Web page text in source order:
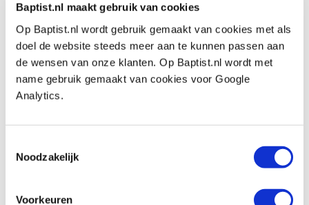
Baptist.nl maakt gebruik van cookies
Op Baptist.nl wordt gebruik gemaakt van cookies met als
doel de website steeds meer aan te kunnen passen aan
de wensen van onze klanten. Op Baptist.nl wordt met
name gebruik gemaakt van cookies voor Google
Analytics.
Noodzakelijk
Voorkeuren
Stofafzuiging : Ø 100 mm
Geluidsniveau:83 dB – 106 dB
Afmetingen:1110 x 710 x 950 mm
Gewicht:
Afmeting verpakking:1160 x 530 x 970 mm
Extra information